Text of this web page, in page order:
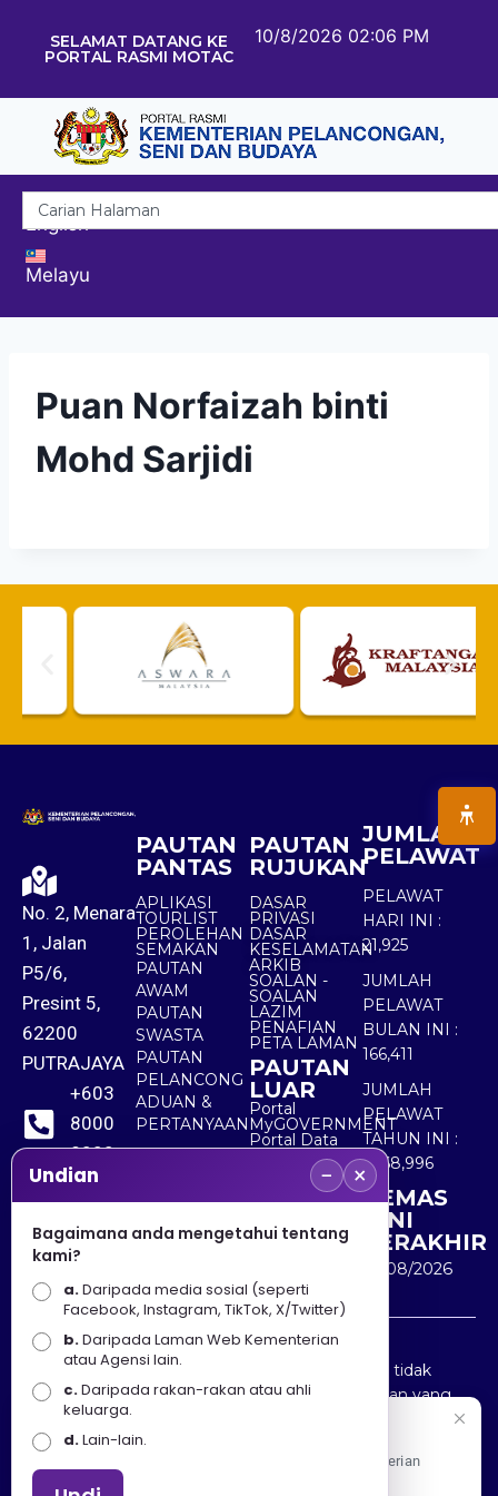
SELAMAT DATANG KE
PORTAL RASMI MOTAC
10/8/2026 02:06 PM
English
Melayu
Puan Norfaizah binti
Mohd Sarjidi
No. 2, Menara
1, Jalan
P5/6,
Presint 5,
62200
PUTRAJAYA
+603
8000
8000
+603
8891
7100
PAUTAN
PANTAS
APLIKASI
TOURLIST
PEROLEHAN
SEMAKAN
PAUTAN
AWAM
PAUTAN
SWASTA
PAUTAN
PELANCONG
ADUAN &
PERTANYAAN
PAUTAN
RUJUKAN
DASAR
PRIVASI
DASAR
KESELAMATAN
ARKIB
SOALAN -
SOALAN
LAZIM
PENAFIAN
PETA LAMAN
PAUTAN
LUAR
Portal
MyGOVERNMENT
Portal Data
Terbuka
Sektor Awam
JUMLAH
PELAWAT
PELAWAT
HARI INI :
21,925
JUMLAH
PELAWAT
BULAN INI :
166,411
JUMLAH
PELAWAT
TAHUN INI :
5,568,996
KEMAS
KINI
TERAKHIR
10/08/2026
Penafian : Kerajaan Malaysia dan Kementerian
Pelancongan Seni dan Budaya (MOTAC) adalah tidak
bertanggungjawab atas kehilangan atau kerugian yang
disebabkan oleh penggunaan mana-mana maklumat
yang diperolehi dari portal ini.
Undian − ×
Bagaimana anda mengetahui tentang
kami?
a.Daripada media sosial (seperti
Facebook, Instagram, TikTok, X/Twitter)
b.Daripada Laman Web Kementerian
atau Agensi lain.
c.Daripada rakan-rakan atau ahli
keluarga.
d.Lain-lain.
Apa Khabar! Selamat datang ke Portal Rasmi Kementerian
Pelancongan, Seni dan Budaya